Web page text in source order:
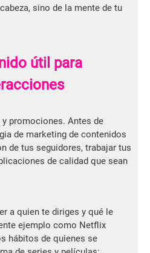
sino de la mente de tu
útil para
promociones. Antes de
de marketing de contenidos
de tus seguidores, trabajar tus
de calidad que sean
a quien te diriges y qué le
ejemplo como Netflix
hábitos de quienes se